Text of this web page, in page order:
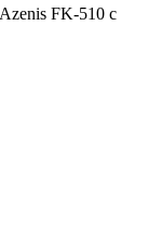
FK-510 с